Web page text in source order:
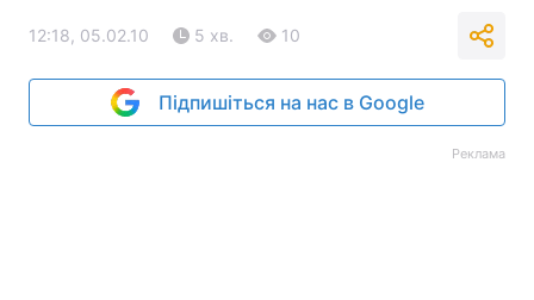
12:18, 05.02.10 5 хв. 10
Підпишіться на нас в Google
Реклама